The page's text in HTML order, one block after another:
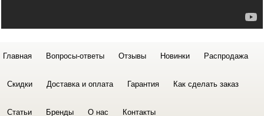
Главная Вопросы-ответы Отзывы Новинки Распродажа
Скидки Доставка и оплата Гарантия Как сделать заказ
Статьи Бренды О нас Контакты